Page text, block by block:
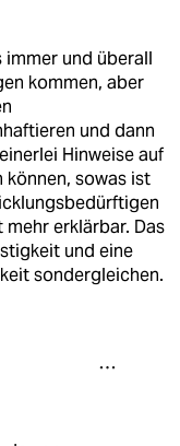
und überall
kommen, aber
und dann
Hinweise auf
können, sowas ist
erklärbar. Das
und eine
sondergleichen.